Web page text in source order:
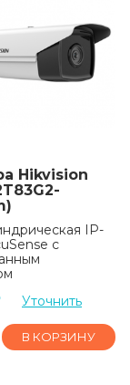
Hikvision
IP-
с
Уточнить
В КОРЗИНУ